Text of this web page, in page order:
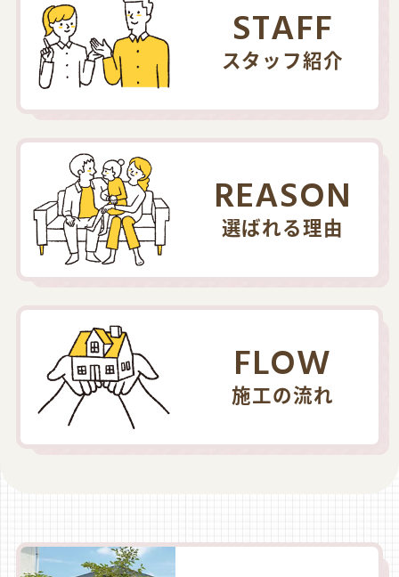
STAFF
スタッフ紹介
REASON
選ばれる理由
FLOW
施工の流れ